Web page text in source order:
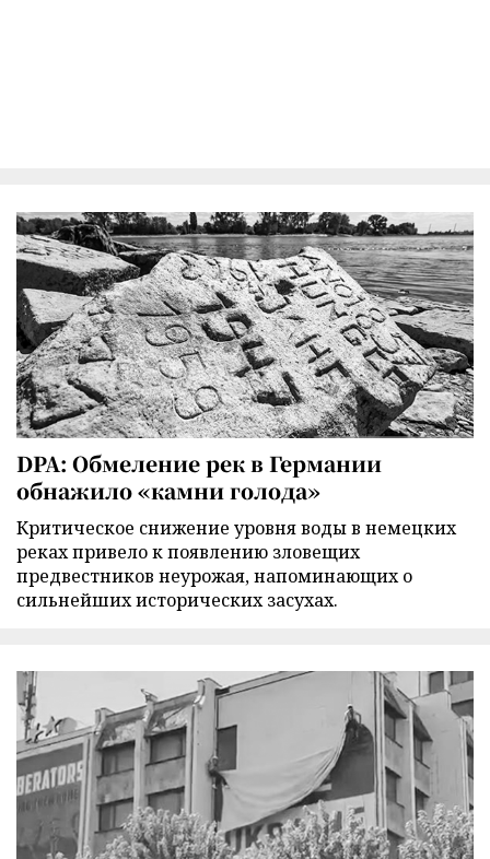
DPA: Обмеление рек в Германии
обнажило «камни голода»
Критическое снижение уровня воды в немецких
реках привело к появлению зловещих
предвестников неурожая, напоминающих о
сильнейших исторических засухах.